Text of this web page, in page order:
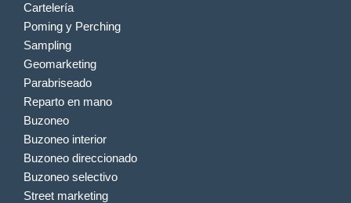
Cartelería
Poming y Perching
Sampling
Geomarketing
Parabriseado
Reparto en mano
Buzoneo
Buzoneo interior
Buzoneo direccionado
Buzoneo selectivo
Street marketing